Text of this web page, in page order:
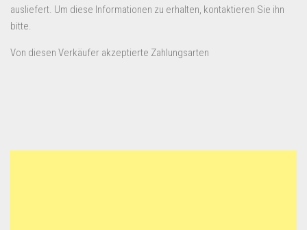
ausliefert. Um diese Informationen zu erhalten, kontaktieren Sie ihn
bitte.
Von diesen Verkäufer akzeptierte Zahlungsarten